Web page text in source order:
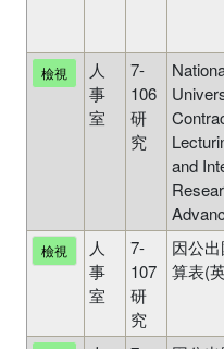
檢視
人
事
室
7-
106
研
究
and
檢視
人
事
室
7-
107
研
究
因公
算表(